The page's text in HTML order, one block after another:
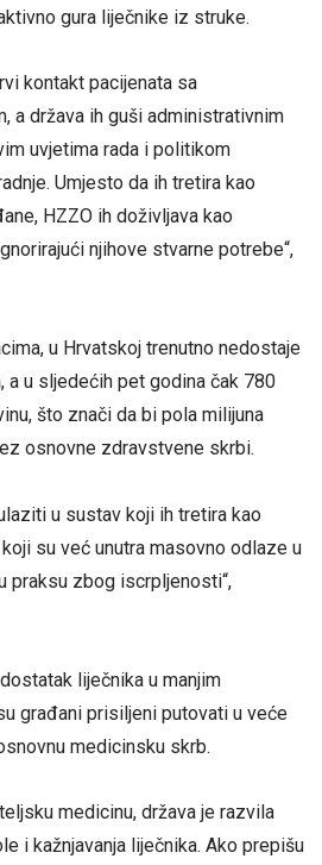
gura liječnike iz struke.
kontakt pacijenata sa
a država ih guši administrativnim
uvjetima rada i politikom
Umjesto da ih tretira kao
HZZO ih doživljava kao
njihove stvarne potrebe“,
u Hrvatskoj trenutno nedostaje
u sljedećih pet godina čak 780
što znači da bi pola milijuna
osnovne zdravstvene skrbi.
u sustav koji ih tretira kao
su već unutra masovno odlaze u
praksu zbog iscrpljenosti“,
liječnika u manjim
građani prisiljeni putovati u veće
medicinsku skrb.
medicinu, država je razvila
i kažnjavanja liječnika. Ako prepišu